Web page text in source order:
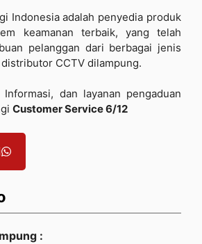
Indonesia adalah penyedia produk
keamanan terbaik, yang telah
pelanggan dari berbagai jenis
CCTV dilampung.
Informasi, dan layanan pengaduan
Customer Service 6/12
: